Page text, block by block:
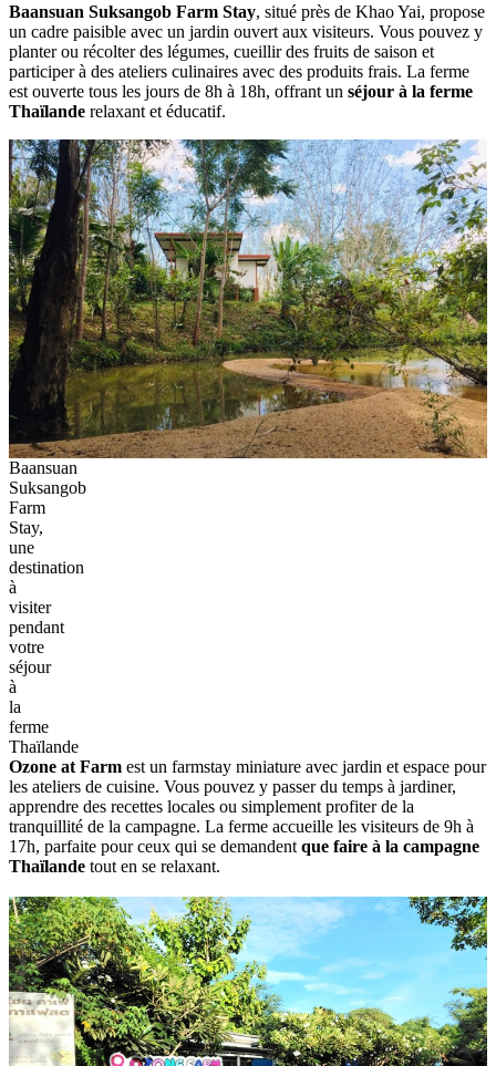
Baansuan Suksangob Farm Stay, situé près de Khao Yai, propose
un cadre paisible avec un jardin ouvert aux visiteurs. Vous pouvez y
planter ou récolter des légumes, cueillir des fruits de saison et
participer à des ateliers culinaires avec des produits frais. La ferme
est ouverte tous les jours de 8h à 18h, offrant un séjour à la ferme
Thaïlande relaxant et éducatif.
Baansuan
Suksangob
Farm
Stay,
une
destination
à
visiter
pendant
votre
séjour
à
la
ferme
Thaïlande
Ozone at Farm est un farmstay miniature avec jardin et espace pour
les ateliers de cuisine. Vous pouvez y passer du temps à jardiner,
apprendre des recettes locales ou simplement profiter de la
tranquillité de la campagne. La ferme accueille les visiteurs de 9h à
17h, parfaite pour ceux qui se demandent que faire à la campagne
Thaïlande tout en se relaxant.